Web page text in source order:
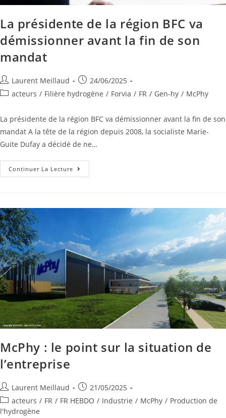
La présidente de la région BFC va
démissionner avant la fin de son
mandat
Laurent Meillaud
24/06/2025
acteurs / Filière hydrogène / Forvia / FR / Gen-hy / McPhy
La présidente de la région BFC va démissionner avant la fin de son
mandat A la tête de la région depuis 2008, la socialiste Marie-
Guite Dufay a décidé de ne…
Continuer La Lecture
McPhy : le point sur la situation de
l’entreprise
Laurent Meillaud
21/05/2025
acteurs / FR / FR HEBDO / Industrie / McPhy / Production de
l'hydrogène